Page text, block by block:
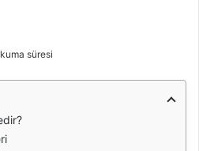
süresi